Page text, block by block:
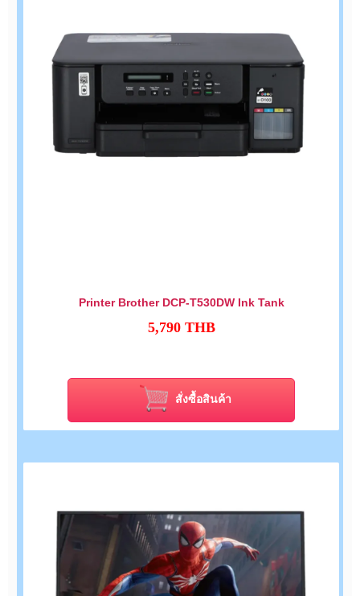
Printer Brother DCP-T530DW Ink Tank
5,790 THB
สั่งซื้อสินค้า